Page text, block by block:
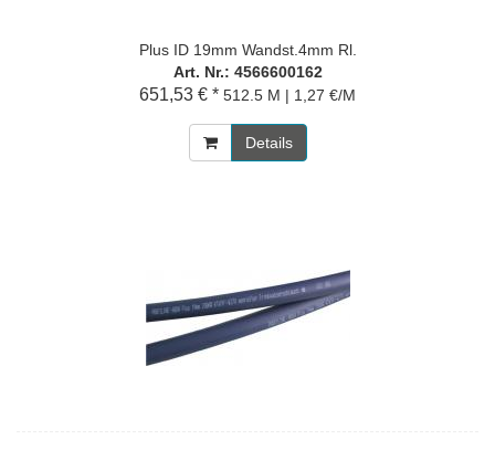
Plus ID 19mm Wandst.4mm Rl.
Art. Nr.: 4566600162
651,53 € * 512.5 M | 1,27 €/M
Details